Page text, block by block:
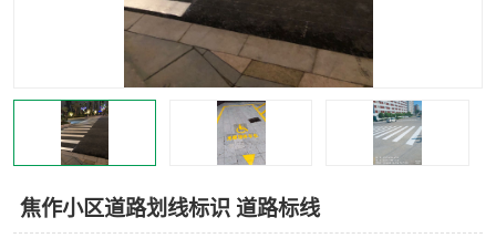
焦作小区道路划线标识 道路标线